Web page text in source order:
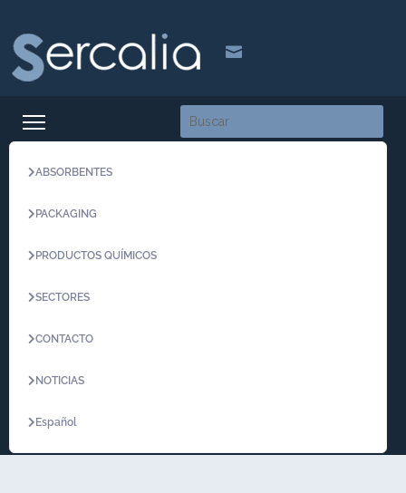

ABSORBENTES
PACKAGING
PRODUCTOS QUÍMICOS
SECTORES
CONTACTO
NOTICIAS
Español